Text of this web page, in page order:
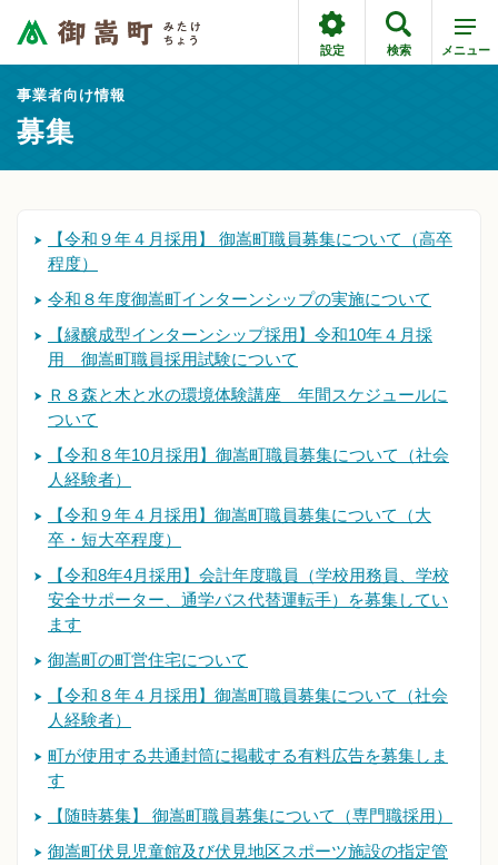
設定 検索 メニュー
事業者向け情報
募集
【令和９年４月採用】 御嵩町職員募集について（高卒
程度）
令和８年度御嵩町インターンシップの実施について
【縁醸成型インターンシップ採用】令和10年４月採
用 御嵩町職員採用試験について
Ｒ８森と木と水の環境体験講座 年間スケジュールに
ついて
【令和８年10月採用】御嵩町職員募集について（社会
人経験者）
【令和９年４月採用】御嵩町職員募集について（大
卒・短大卒程度）
【令和8年4月採用】会計年度職員（学校用務員、学校
安全サポーター、通学バス代替運転手）を募集してい
ます
御嵩町の町営住宅について
【令和８年４月採用】御嵩町職員募集について（社会
人経験者）
町が使用する共通封筒に掲載する有料広告を募集しま
す
【随時募集】 御嵩町職員募集について（専門職採用）
御嵩町伏見児童館及び伏見地区スポーツ施設の指定管